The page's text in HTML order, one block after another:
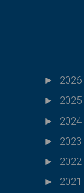
► 2026
► 2025
► 2024
► 2023
► 2022
► 2021